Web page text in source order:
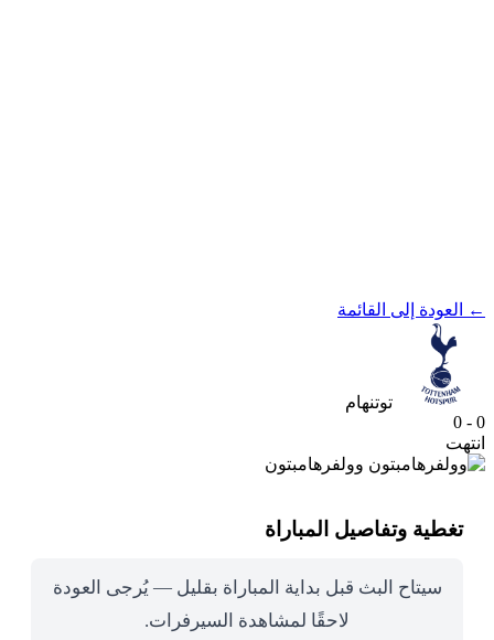
← العودة إلى القائمة
توتنهام
0 - 0
انتهت
وولفرهامبتون
تغطية وتفاصيل المباراة
سيتاح البث قبل بداية المباراة بقليل — يُرجى العودة
لاحقًا لمشاهدة السيرفرات.